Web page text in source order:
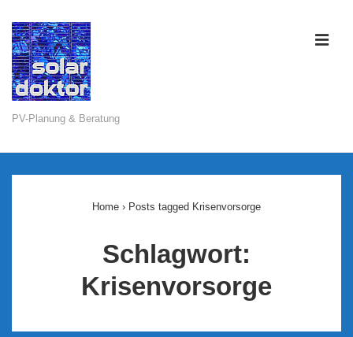
Zum
Inhalt
PV-Planung & Beratung
Home › Posts tagged Krisenvorsorge
Schlagwort:
Krisenvorsorge